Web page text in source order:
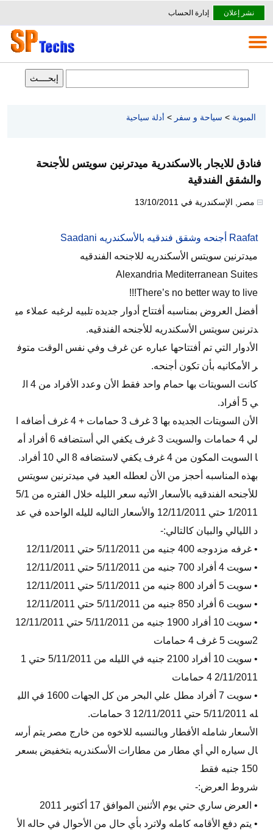
نشر إعلان إدارة الحساب
المبوبة > سياحة و سفر > أدلة سياحية
فنادق للايجار بالاسكندرية ميدترنين سويتس للأجنحة
والشقق الفندقية
مصر الإسكندرية في 13/10/2011
Raafat أجنحه وشقق فندقيه بالأسكندريه Saadani
ميدترنين سويتس الأسكندريه للاجنحه الفندقيه
Alexandria Mediterranean Suites
There’s no better way to live!!!
أفضل العروض بمناسبه أفتتاح أدوار جديده تلبيه لرغبه عملاء مي
دترنين سويتس الأسكندريه للأجنحه الفندقيه.
الأدوار التي تم أفتتاحها عباره عن غرف وفي نفس الوقت متوف
ر الأمكانيه بأن تكون أجنحه.
كانت السويتات بها حمام واحد فقط الأن وعدد الأفراد من 4 ال
ي 5 أفراد.
الأن السويتات الجديده بها 3 غرف 3 حمامات + 4 غرف أضافه ا
لي 4 حمامات والسويت 3 غرف يكفي الي أستضافه 6 أفراد أم
ا السويت المكون من 4 غرف يكفي لاستضافه 8 الي 10 أفراد.
بهذه المناسبه أحجز من الأن لعطله العيد في ميدترنين سويتس
للأجنحه الفندقيه بالأسعار الأتيه سعر الليله خلال الفتره من 5/1
1/2011 حتي 12/11/2011 والأسعار التاليه لليله الواحده في عد
د الليالي والبيان كالتالي:-
• غرفه مزدوجه 400 جنيه من 5/11/2011 حتي 12/11/2011
• سويت 4 أفراد 700 جنيه من 5/11/2011 حتي 12/11/2011
• سويت 5 أفراد 800 جنيه من 5/11/2011 حتي 12/11/2011
• سويت 6 أفراد 850 جنيه من 5/11/2011 حتي 12/11/2011
• سويت 10 أفراد 1900 جنيه من 5/11/2011 حتي 12/11/2011
2سويت 5 غرف 4 حمامات
• سويت 10 أفراد 2100 جنيه في الليله من 5/11/2011 حتي 1
2/11/2011 4 حمامات
• سويت 7 أفراد مطل علي البحر من كل الجهات 1600 في اللي
له 5/11/2011 حتي 12/11/2011 3 حمامات.
الأسعار شامله الأفطار وبالنسبه للاخوه من خارج مصر يتم أرس
ال سياره الي أي مطار من مطارات الأسكندريه بتخفيض بسعر
150 جنيه فقط
شروط العرض:-
• العرض ساري حتي يوم الأثنين الموافق 17 أكتوبر 2011
• يتم دفع الأقامه كامله ولاترد بأي حال من الأحوال في حاله الأ